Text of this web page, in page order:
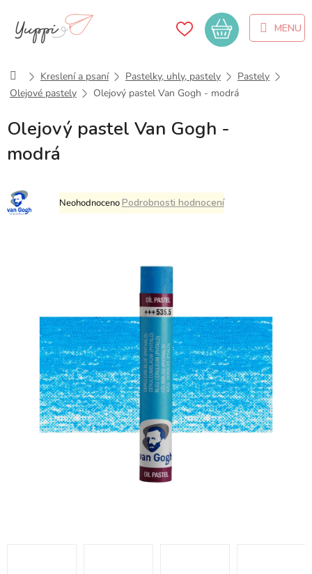
obsah
Nákupní
košík
DomůKreslení a psaní Pastelky, uhly, pastely
Pastely
Olejové pastely
Olejový pastel Van Gogh - modrá
Olejový pastel Van Gogh -
modrá
Průměrné
hodnocení
NeohodnocenoPodrobnosti hodnocení